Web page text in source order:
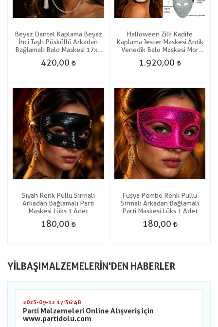
Beyaz Dantel Kaplama Beyaz
İnci Taşlı Püsküllü Arkadan
Bağlamalı Balo Maskesi 17x8
420,00
Halloween Zilli Kadife
Kaplama Jester Maskesi Antik
Venedik Balo Maskesi Mor
1.920,00
Siyah Renk Pullu Sırmalı
Arkadan Bağlamalı Parti
Maskesi Lüks 1 Adet
180,00
Fuşya Pembe Renk Pullu
Sırmalı Arkadan Bağlamalı
Parti Maskesi Lüks 1 Adet
180,00
YILBAŞIMALZEMELERIN'DEN HABERLER
2025-09-12 17:36:48
Parti Malzemeleri Online Alışveriş için
www.partidolu.com